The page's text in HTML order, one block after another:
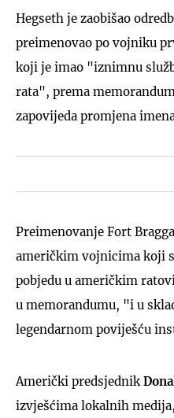
Hegseth je zaobišao
preimenovao po vojniku
koji je imao "iznimnu
rata", prema
zapovijeda promjena
Preimenovanje Fort
američkim vojnicima koji
pobjedu u američkim
u memorandumu, "i u
legendarnom poviješću
Američki predsjednik
izvješćima lokalnih